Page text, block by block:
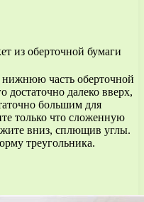
нижнюю часть оберточной
далеко вверх,
большим для
только что сложенную
вниз, сплющив углы.
треугольника.